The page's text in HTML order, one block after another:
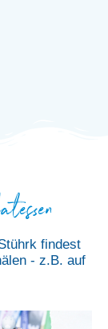
findest
- z.B. auf